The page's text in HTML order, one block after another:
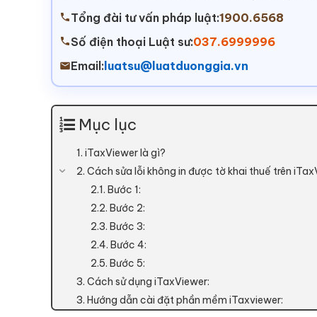
Tổng đài tư vấn pháp luật:1900.6568
Số điện thoại Luật sư:037.6999996
Email: luatsu@luatduonggia.vn
Mục lục
1. iTaxViewer là gì?
2. Cách sửa lỗi không in được tờ khai thuế trên
2.1. Bước 1:
2.2. Bước 2:
2.3. Bước 3:
2.4. Bước 4:
2.5. Bước 5:
3. Cách sử dụng iTaxViewer:
3. Hướng dẫn cài đặt phần mềm iTaxviewer: